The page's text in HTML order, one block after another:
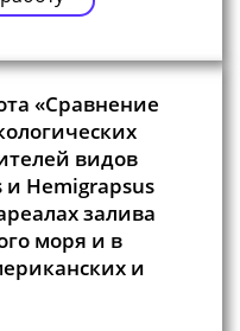
«Сравнение
видов
Hemigrapsus
залива
моря и в
и